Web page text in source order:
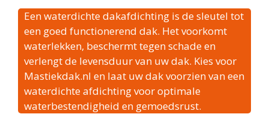
Een waterdichte dakafdichting is de sleutel tot
een goed functionerend dak. Het voorkomt
waterlekken, beschermt tegen schade en
verlengt de levensduur van uw dak. Kies voor
Mastiekdak.nl en laat uw dak voorzien van een
waterdichte afdichting voor optimale
waterbestendigheid en gemoedsrust.